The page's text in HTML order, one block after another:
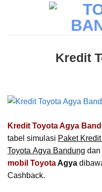
Kredit
Kredit Toyota Agya
tabel simulasi Paket
Toyota Agya Bandung dan
mobil ToyotaAgya
Cashback.